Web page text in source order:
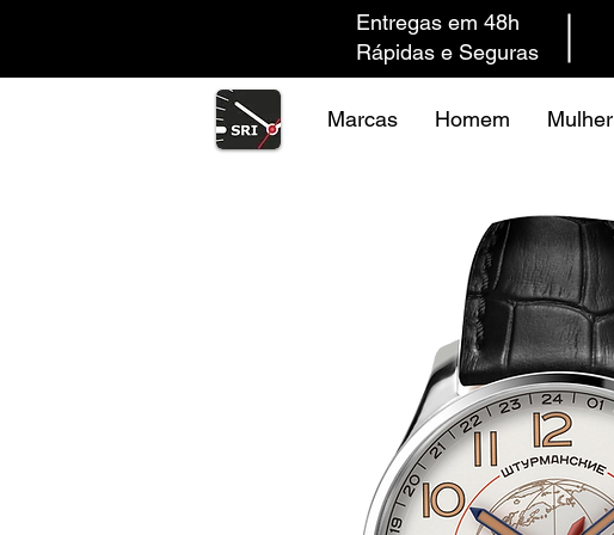
Entregas em 48h
Rápidas e Seguras
Marcas Homem Mulher